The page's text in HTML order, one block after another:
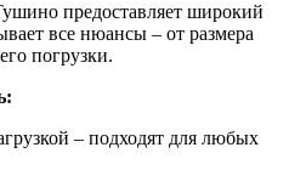
предоставляет широкий
все нюансы – от размера
погрузки.
– подходят для любых